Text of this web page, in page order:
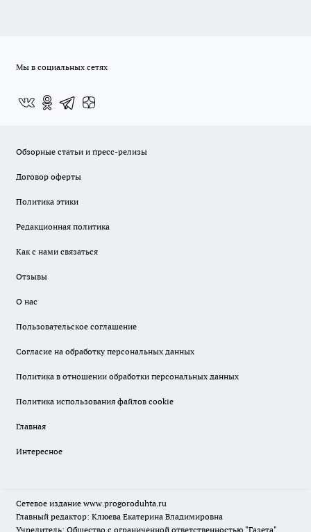
Мы в социальных сетях
Обзорные статьи и пресс-релизы
Договор оферты
Политика этики
Редакционная политика
Как с нами связаться
Отзывы
О нас
Пользовательское соглашение
Согласие на обработку персональных данных
Политика в отношении обработки персональных данных
Политика использования файлов cookie
Главная
Интересное
Сетевое издание www.progoroduhta.ru
Главный редактор: Клюева Екатерина Владимировна
Учредитель: Общество с ограниченной ответственностью "Газета"